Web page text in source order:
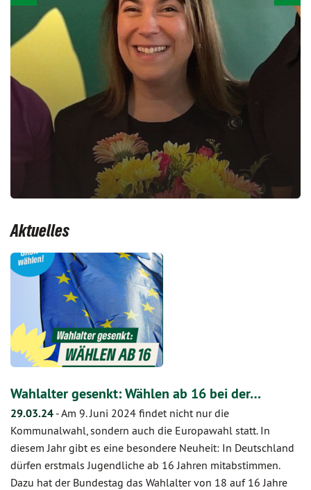
Aktuelles
Wahlalter gesenkt: Wählen ab 16 bei der…
29.03.24 -Am 9. Juni 2024 findet nicht nur die
Kommunalwahl, sondern auch die Europawahl statt. In
diesem Jahr gibt es eine besondere Neuheit: In Deutschland
dürfen erstmals Jugendliche ab 16 Jahren mitabstimmen.
Dazu hat der Bundestag das Wahlalter von 18 auf 16 Jahre